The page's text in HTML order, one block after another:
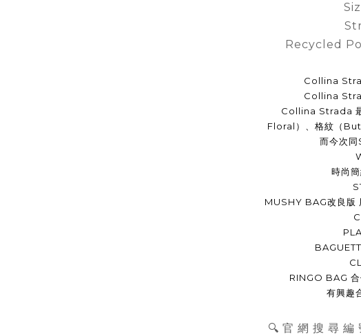
Recycled
Collina
Collina
Collina Strada
Floral）、格紋（
而今次
時尚
MUSHY BAG改良版
RINGO BAG
有興趣
🔍 官 網 搜 尋 編